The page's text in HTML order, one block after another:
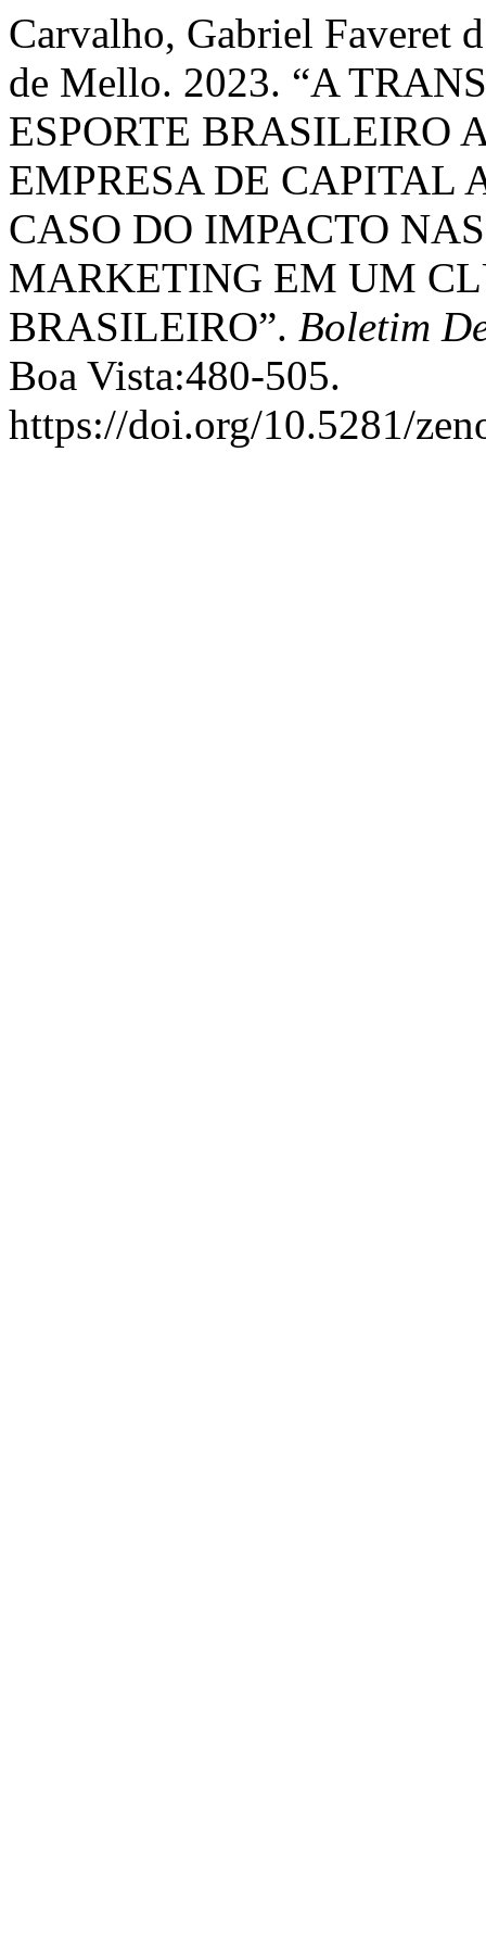
Carvalho, Gabriel Faveret
de Mello. 2023. “A
ESPORTE BRASILEIRO
EMPRESA DE CAPITAL
CASO DO IMPACTO
MARKETING EM UM
BRASILEIRO”. Boletim
Boa Vista:480-505.
https://doi.org/10.5281/